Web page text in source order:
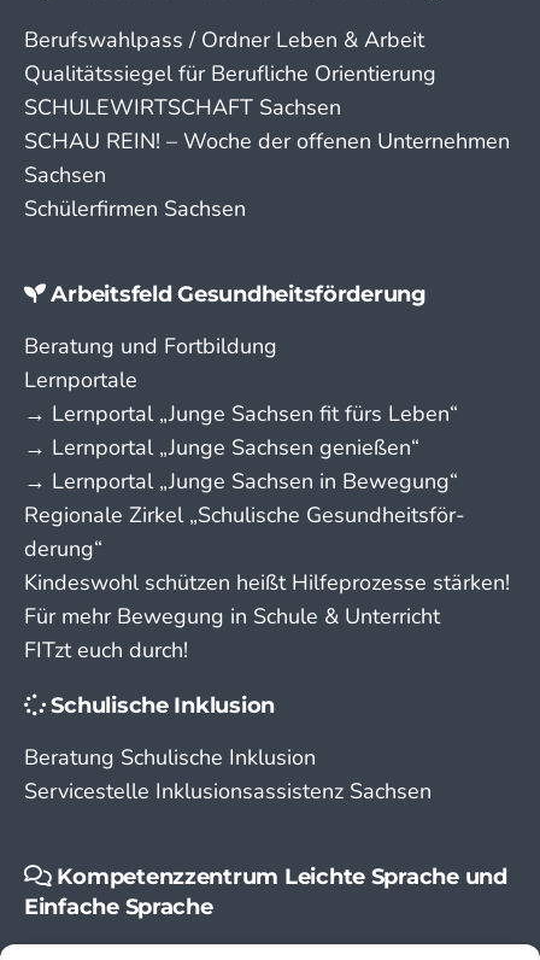
Berufswahlpass / Ordner Leben & Arbeit
Qualitätssiegel für Berufliche Orientierung
SCHULEWIRTSCHAFT Sachsen
SCHAU REIN! – Woche der offenen Unternehmen
Sachsen
Schülerfirmen Sachsen
Arbeitsfeld Gesundheitsförderung
Beratung und Fortbildung
Lernportale
→ Lern­portal „Junge Sachsen fit fürs Leben“
→ Lern­portal „Junge Sachsen genießen“
→ Lern­portal „Junge Sachsen in Bewegung“
Regionale Zirkel „Schu­lische Gesund­­heits­­­för­­
derung“
Kindeswohl schützen heißt Hilfeprozesse stärken!
Für mehr Bewegung in Schule & Unterricht
FITzt euch durch!
Schulische Inklusion
Beratung Schulische Inklusion
Servicestelle Inklusionsassistenz Sachsen
Kompetenzzentrum Leichte Sprache und
Einfache Sprache